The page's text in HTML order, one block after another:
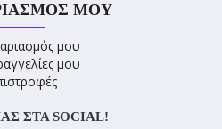
ΜΟΥ
μου
μου
ΣΤΑ SOCIAL!